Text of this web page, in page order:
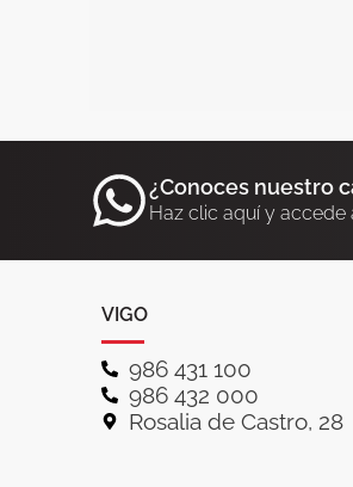
¿Conoces nuestro
Haz clic aquí y accede
VIGO
986 431 100
986 432 000
Rosalia de Castro, 28